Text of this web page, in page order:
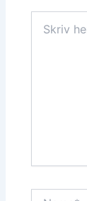
her..